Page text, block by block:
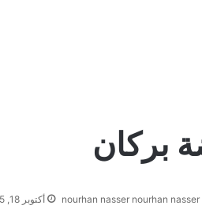
بركان
nourhan nasser nourhan nasser أكتوبر 18, 2025